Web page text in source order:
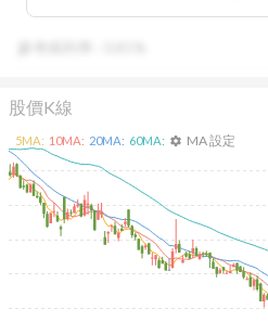
股價K線
5MA: 10MA: 20MA: 60MA: settings MA 設定